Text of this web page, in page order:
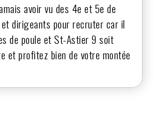
avoir vu des 4e et 5e de
dirigeants pour recruter car il
de poule et St-Astier 9 soit
et profitez bien de votre montée